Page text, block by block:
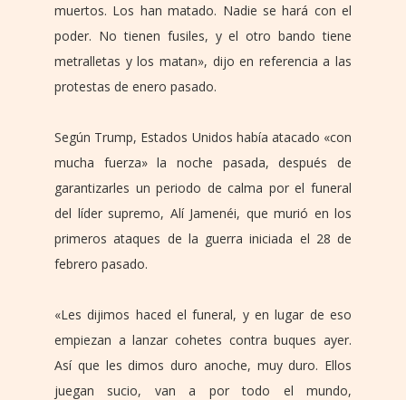
muertos. Los han matado. Nadie se hará con el
poder. No tienen fusiles, y el otro bando tiene
metralletas y los matan», dijo en referencia a las
protestas de enero pasado.
Según Trump, Estados Unidos había atacado «con
mucha fuerza» la noche pasada, después de
garantizarles un periodo de calma por el funeral
del líder supremo, Alí Jamenéi, que murió en los
primeros ataques de la guerra iniciada el 28 de
febrero pasado.
«Les dijimos haced el funeral, y en lugar de eso
empiezan a lanzar cohetes contra buques ayer.
Así que les dimos duro anoche, muy duro. Ellos
juegan sucio, van a por todo el mundo,